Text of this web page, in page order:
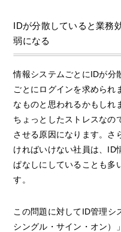
IDが分散していると業務
弱になる
情報システムごとにIDが分
ごとにログインを求められ
なものと思われるかもしれ
ちょっとしたストレスなの
させる原因になります。さ
ければいけない社員は、ID
ぱなしにしていることも多
す。
この問題に対してID管理
シングル・サイン・オン）